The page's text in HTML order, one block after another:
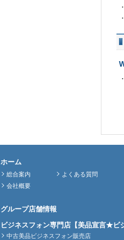
ホーム
総合案内
会社概要
よくある質問
グループ店舗情報
ビジネスフォン専門店【美品宣言★ビ
中古美品ビジネスフォン販売店